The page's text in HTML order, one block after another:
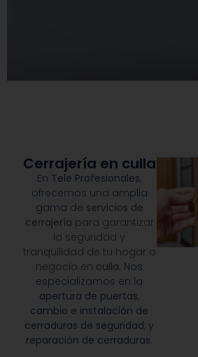
Cerrajería en culla
En Tele Profesionales,
ofrecemos una amplia
gama de servicios de
cerrajería para garantizar
la seguridad y
tranquilidad de tu hogar o
negocio en culla. Nos
especializamos en la
apertura de puertas,
cambio e instalación de
cerraduras de seguridad, y
reparación de cerraduras.